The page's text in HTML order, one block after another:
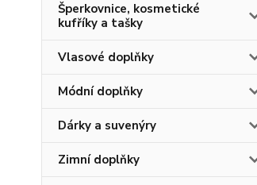
Šperkovnice, kosmetické
kufříky a tašky
Vlasové doplňky
Módní doplňky
Dárky a suvenýry
Zimní doplňky